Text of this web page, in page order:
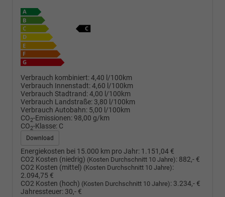
Verbrauch kombiniert:4,40 l/100km
Verbrauch Innenstadt:4,60 l/100km
Verbrauch Stadtrand:4,00 l/100km
Verbrauch Landstraße: 3,80 l/100km
Verbrauch Autobahn: 5,00 l/100km
CO2-Emissionen: 98,00 g/km
CO2-Klasse: C
Download
Energiekosten bei 15.000 km pro Jahr: 1.151,04 €
CO2 Kosten (niedrig) (Kosten Durchschnitt 10 Jahre): 882,- €
CO2 Kosten (mittel) (Kosten Durchschnitt 10 Jahre):
2.094,75 €
CO2 Kosten (hoch) (Kosten Durchschnitt 10 Jahre): 3.234,- €
Jahressteuer: 30,- €